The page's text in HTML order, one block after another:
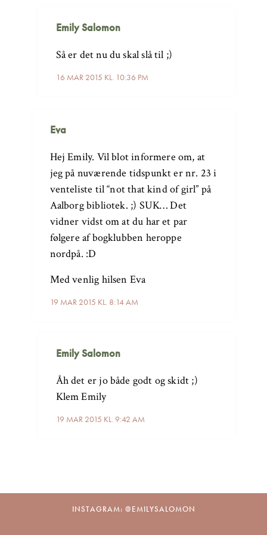
Emily Salomon
16 MAR 2015 KL. 10:36 PM
Så er det nu du skal slå til ;)
Eva
19 MAR 2015 KL. 8:14 AM
Hej Emily. Vil blot informere om, at
jeg på nuværende tidspunkt er nr. 23 i
venteliste til “not that kind of girl” på
Aalborg bibliotek. ;) SUK… Det
vidner vidst om at du har et par
følgere af bogklubben heroppe
nordpå. :D
Med venlig hilsen Eva
Emily Salomon
19 MAR 2015 KL. 9:42 AM
Åh det er jo både godt og skidt ;)
Klem Emily
INSTAGRAM: @EMILYSALOMON